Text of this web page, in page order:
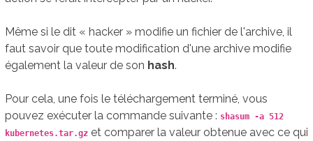
Même si le dit « hacker » modifie un fichier de l'archive, il
faut savoir que toute modification d'une archive modifie
également la valeur de son hash.
Pour cela, une fois le téléchargement terminé, vous
pouvez exécuter la commande suivante : shasum -a 512
kubernetes.tar.gz et comparer la valeur obtenue avec ce qui